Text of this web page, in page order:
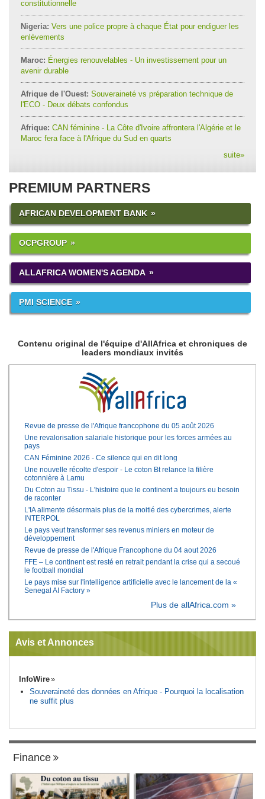
constitutionnelle
Nigeria: Vers une police propre à chaque État pour endiguer les
enlèvements
Maroc: Énergies renouvelables - Un investissement pour un
avenir durable
Afrique de l'Ouest: Souveraineté vs préparation technique de
l'ECO - Deux débats confondus
Afrique: CAN féminine - La Côte d'Ivoire affrontera l'Algérie et le
Maroc fera face à l'Afrique du Sud en quarts
suite»
PREMIUM PARTNERS
AFRICAN DEVELOPMENT BANK
OCPGROUP
ALLAFRICA WOMEN'S AGENDA
PMI SCIENCE
Contenu original de l'équipe d'AllAfrica et chroniques de
leaders mondiaux invités
Revue de presse de l'Afrique francophone du 05 août 2026
Une revalorisation salariale historique pour les forces armées au
pays
CAN Féminine 2026 - Ce silence qui en dit long
Une nouvelle récolte d'espoir - Le coton Bt relance la filière
cotonnière à Lamu
Du Coton au Tissu - L'histoire que le continent a toujours eu besoin
de raconter
L'IA alimente désormais plus de la moitié des cybercrimes, alerte
INTERPOL
Le pays veut transformer ses revenus miniers en moteur de
développement
Revue de presse de l'Afrique Francophone du 04 aout 2026
FFE – Le continent est resté en retrait pendant la crise qui a secoué
le football mondial
Le pays mise sur l'intelligence artificielle avec le lancement de la «
Senegal AI Factory »
Plus de allAfrica.com »
Avis et Annonces
InfoWire
Souveraineté des données en Afrique - Pourquoi la localisation
ne suffit plus
Finance